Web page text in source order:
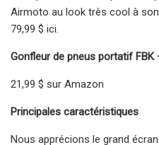
Airmoto au look très cool à
79,99 $ ici.
Gonfleur de pneus portatif FBK
21,99 $ sur Amazon
Principales caractéristiques
Nous apprécions le grand